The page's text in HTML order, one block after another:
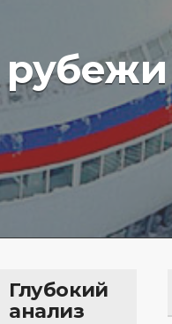
Бизнесу
обещания:
проблемах
Глубокий
анализ